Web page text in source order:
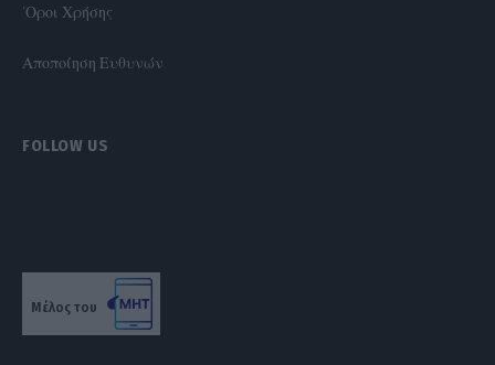
'Οροι Χρήσης
Αποποίηση Ευθυνών
FOLLOW US
Μέλος του